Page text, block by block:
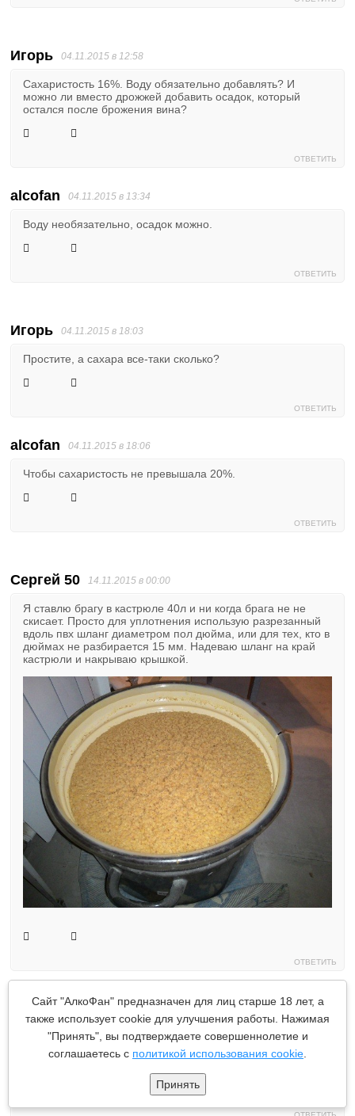
Сайт "АлкоФан" предназначен для лиц старше 18 лет, а
также использует cookie для улучшения работы. Нажимая
"Принять", вы подтверждаете совершеннолетие и
соглашаетесь с политикой использования cookie
Принять
Игорь 04.11.2015 в 12:58
Сахаристость 16%. Воду обязательно добавлять? И
можно ли вместо дрожжей добавить осадок, который
остался после брожения вина?
ОТВЕТИТЬ
alcofan 04.11.2015 в 13:34
Воду необязательно, осадок можно.
ОТВЕТИТЬ
Игорь 04.11.2015 в 18:03
Простите, а сахара все-таки сколько?
ОТВЕТИТЬ
alcofan 04.11.2015 в 18:06
Чтобы сахаристость не превышала 20%.
ОТВЕТИТЬ
Сергей 50 14.11.2015 в 00:00
Я ставлю брагу в кастрюле 40л и ни когда брага не не
скисает. Просто для уплотнения использую разрезанный
вдоль пвх шланг диаметром пол дюйма, или для тех, кто в
дюймах не разбирается 15 мм. Надеваю шланг на край
кастрюли и накрываю крышкой.
ОТВЕТИТЬ
Новичок 21.11.2015 в 16:57
Брага — сок без жмыха, сахар и дрожжи (без воды).
Бродило 3 недели. Получился основной продукт 60
градусов. Первые 100 гр и последние мутноватые 250 гр